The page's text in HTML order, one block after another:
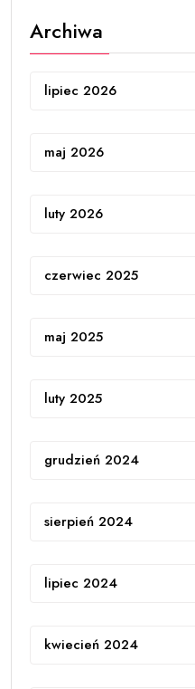
Archiwa
lipiec 2026
maj 2026
luty 2026
czerwiec 2025
maj 2025
luty 2025
grudzień 2024
sierpień 2024
lipiec 2024
kwiecień 2024